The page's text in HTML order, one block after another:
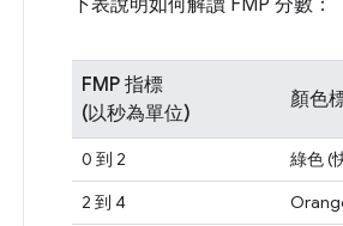
下表說明如何解讀 FMP 分數：
FMP 指標
(以秒為單位)
顏色
0 到 2 綠色 (
2 到 4